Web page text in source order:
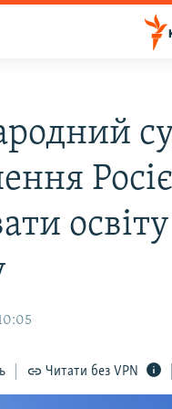
Читати без VPN